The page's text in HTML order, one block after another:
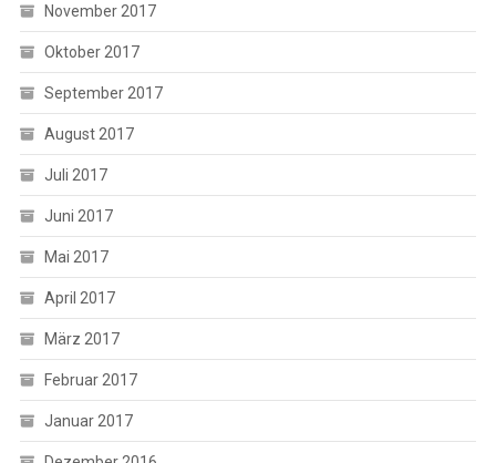
November 2017
Oktober 2017
September 2017
August 2017
Juli 2017
Juni 2017
Mai 2017
April 2017
März 2017
Februar 2017
Januar 2017